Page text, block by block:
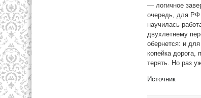
— логичное
очередь, для РФ
научилась
двухлетнему
обернется: и
копейка дорога,
терять. Но раз
Источник